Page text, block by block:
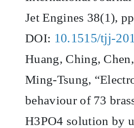
Jet Engines 38(1),
DOI: 10.1515/tjj-
Huang, Ching,
Ming-Tsung,
behaviour of 73
H3PO4 solution by